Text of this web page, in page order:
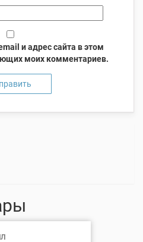
и адрес сайта в этом
моих комментариев.